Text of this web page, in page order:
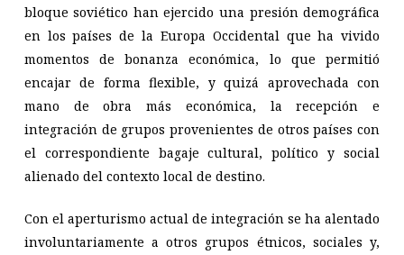
bloque soviético han ejercido una presión demográfica
en los países de la Europa Occidental que ha vivido
momentos de bonanza económica, lo que permitió
encajar de forma flexible, y quizá aprovechada con
mano de obra más económica, la recepción e
integración de grupos provenientes de otros países con
el correspondiente bagaje cultural, político y social
alienado del contexto local de destino.
Con el aperturismo actual de integración se ha alentado
involuntariamente a otros grupos étnicos, sociales y,